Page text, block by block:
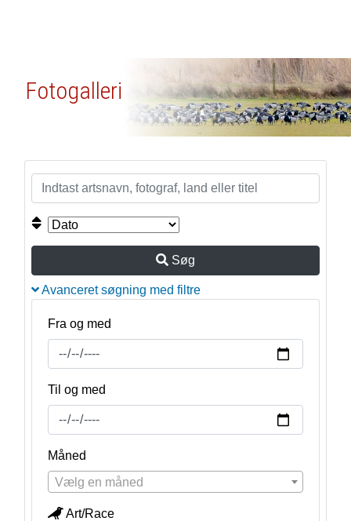
Fotogalleri
Søg
Avanceret søgning med filtre
Fra og med
Til og med
Måned
Vælg en måned
Art/Race